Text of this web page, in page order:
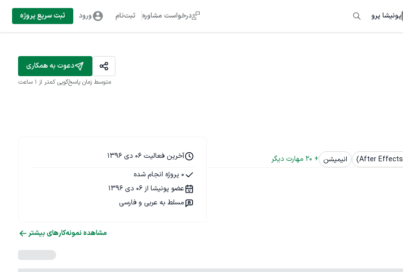
پونیشا پرو درخواست مشاوره ثبت‌نام ورود ثبت سریع پروژه
دعوت به همکاری
متوسط زمان پاسخ‌گویی کمتر از 1 ساعت
انیمیشن +
20 مهارت دیگر
آخرین فعالیت 06 دی 1396
0 پروژه انجام شده
عضو پونیشا از 06 دی 1396
مسلط به عربی و فارسی
مشاهده نمونه‌کارهای بیشتر